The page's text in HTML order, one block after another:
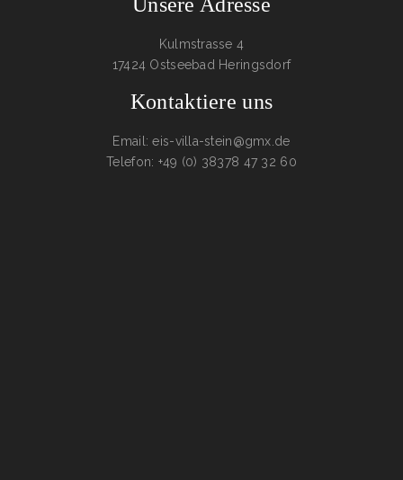
Kulmstrasse 4
17424 Ostseebad Heringsdorf
Kontaktiere uns
Email: eis-villa-stein@gmx.de
Telefon: +49 (0) 38378 47 32 60